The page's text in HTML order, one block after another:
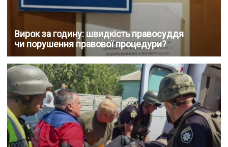
Вирок за годину: швидкість правосуддя
чи порушення правової процедури?